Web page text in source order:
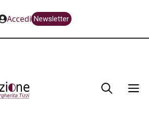
Accedi Newsletter